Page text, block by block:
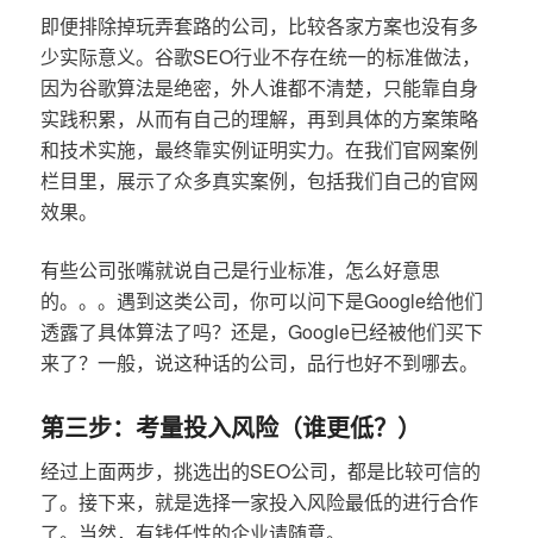
即便排除掉玩弄套路的公司，比较各家方案也没有多
少实际意义。谷歌SEO行业不存在统一的标准做法，
因为谷歌算法是绝密，外人谁都不清楚，只能靠自身
实践积累，从而有自己的理解，再到具体的方案策略
和技术实施，最终靠实例证明实力。在我们官网案例
栏目里，展示了众多真实案例，包括我们自己的官网
效果。
有些公司张嘴就说自己是行业标准，怎么好意思
的。。。遇到这类公司，你可以问下是Google给他们
透露了具体算法了吗？还是，Google已经被他们买下
来了？一般，说这种话的公司，品行也好不到哪去。
第三步：考量投入风险（谁更低？）
经过上面两步，挑选出的SEO公司，都是比较可信的
了。接下来，就是选择一家投入风险最低的进行合作